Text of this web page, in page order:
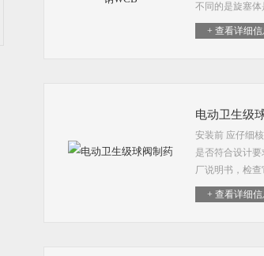
不同的是旋塞
道通过其轴线。
是这样的，即当
+ 查看详细信
电动卫生级
安装前 应仔细
是否符合设计
厂说明书，检
条件下应用，必
验。）电动卫生
+ 查看详细信